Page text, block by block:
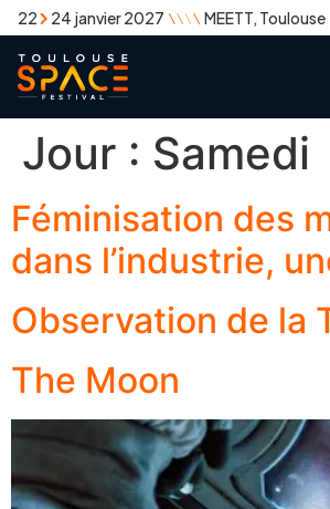
22 24 janvier 2027 MEETT, Toulouse
Jour : Samedi
Féminisation des
dans l’industrie,
Observation de la
The Moon